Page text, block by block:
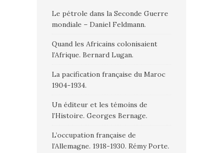
Le pétrole dans la Seconde Guerre
mondiale – Daniel Feldmann.
Quand les Africains colonisaient
l’Afrique. Bernard Lugan.
La pacification française du Maroc
1904-1934.
Un éditeur et les témoins de
l’Histoire. Georges Bernage.
L’occupation française de
l’Allemagne. 1918-1930. Rémy Porte.